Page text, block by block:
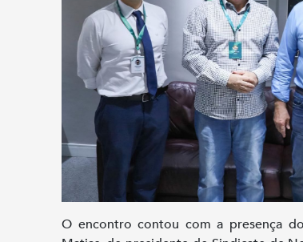
O encontro contou com a presença